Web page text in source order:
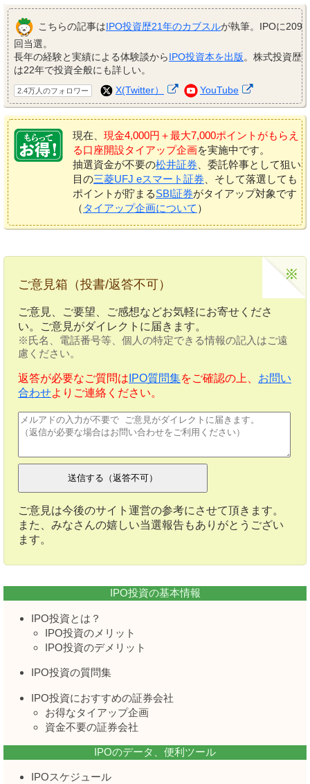
こちらの記事はIPO投資歴21年のカブスルが執筆。IPOに209
回当選。
長年の経験と実績による体験談からIPO投資本を出版。株式投資歴
は22年で投資全般にも詳しい。
2.4万人のフォロワー X(Twitter） YouTube
現在、 現金4,000円＋最大7,000ポイントがもらえ
る口座開設タイアップ企画を実施中です。
抽選資金が不要の松井証券 、委託幹事として狙い
目の三菱UFJ eスマート証券 、そして落選しても
ポイントが貯まるSBI証券がタイアップ対象です
（ タイアップ企画について ）
ご意見箱（投書/返答不可）
ご意見、ご要望、ご感想などお気軽にお寄せくださ
い。ご意見がダイレクトに届きます。
※氏名、電話番号等、個人の特定できる情報の記入はご遠
慮ください。
返答が必要なご質問は IPO質問集をご確認の上、 お問い
合わせよりご連絡ください。
ご意見は今後のサイト運営の参考にさせて頂きます。
また、みなさんの嬉しい当選報告もありがとうござい
ます。
IPO投資の基本情報
IPO投資とは？
IPO投資のメリット
IPO投資のデメリット
IPO投資の質問集
IPO投資におすすめの証券会社
お得なタイアップ企画
資金不要の証券会社
IPOのデータ、便利ツール
IPOスケジュール